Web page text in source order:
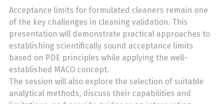
Acceptance limits for formulated cleaners remain one
of the key challenges in cleaning validation. This
presentation will demonstrate practical approaches to
establishing scientifically sound acceptance limits
based on PDE principles while applying the well-
established MACO concept.
The session will also explore the selection of suitable
analytical methods, discuss their capabilities and